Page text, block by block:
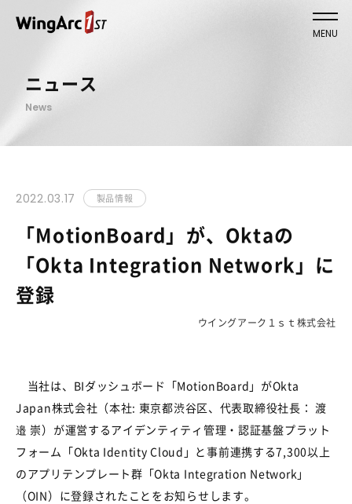
MENU
ニュース
News
2022.03.17 製品情報
「MotionBoard」が、Oktaの
「Okta Integration Network」に
登録
ウイングアーク１ｓｔ株式会社
当社は、BIダッシュボード「MotionBoard」がOkta
Japan株式会社（本社: 東京都渋谷区、代表取締役社長： 渡
邉 崇）が運営するアイデンティティ管理・認証基盤プラット
フォーム「Okta Identity Cloud」と事前連携する7,300以上
のアプリテンプレート群「Okta Integration Network」
（OIN）に登録されたことをお知らせします。